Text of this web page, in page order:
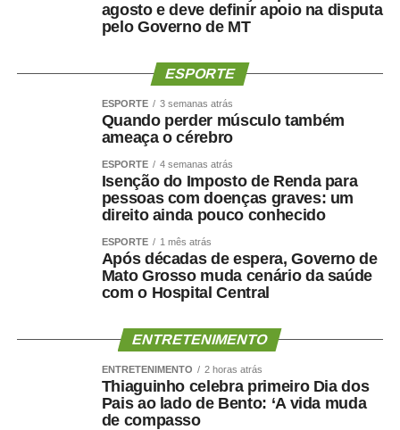
agosto e deve definir apoio na disputa
pelo Governo de MT
ESPORTE
ESPORTE 3 semanas atrás
Quando perder músculo também
ameaça o cérebro
ESPORTE 4 semanas atrás
Isenção do Imposto de Renda para
pessoas com doenças graves: um
direito ainda pouco conhecido
ESPORTE 1 mês atrás
Após décadas de espera, Governo de
Mato Grosso muda cenário da saúde
com o Hospital Central
ENTRETENIMENTO
ENTRETENIMENTO 2 horas atrás
Thiaguinho celebra primeiro Dia dos
Pais ao lado de Bento: ‘A vida muda
de compasso